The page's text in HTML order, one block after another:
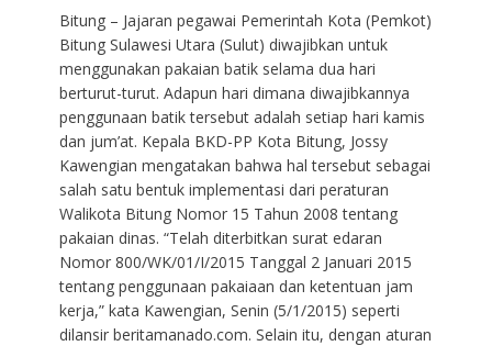
Bitung – Jajaran pegawai Pemerintah Kota (Pemkot)
Bitung Sulawesi Utara (Sulut) diwajibkan untuk
menggunakan pakaian batik selama dua hari
berturut-turut. Adapun hari dimana diwajibkannya
penggunaan batik tersebut adalah setiap hari kamis
dan jum’at. Kepala BKD-PP Kota Bitung, Jossy
Kawengian mengatakan bahwa hal tersebut sebagai
salah satu bentuk implementasi dari peraturan
Walikota Bitung Nomor 15 Tahun 2008 tentang
pakaian dinas. “Telah diterbitkan surat edaran
Nomor 800/WK/01/I/2015 Tanggal 2 Januari 2015
tentang penggunaan pakaiaan dan ketentuan jam
kerja,” kata Kawengian, Senin (5/1/2015) seperti
dilansir beritamanado.com. Selain itu, dengan aturan